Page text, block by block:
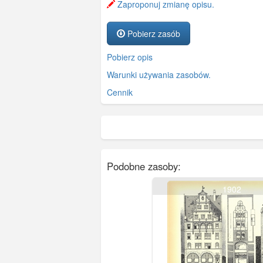
Zaproponuj zmianę opisu.
Pobierz zasób
Pobierz opis
Warunki używania zasobów.
Cennik
Podobne zasoby:
1902